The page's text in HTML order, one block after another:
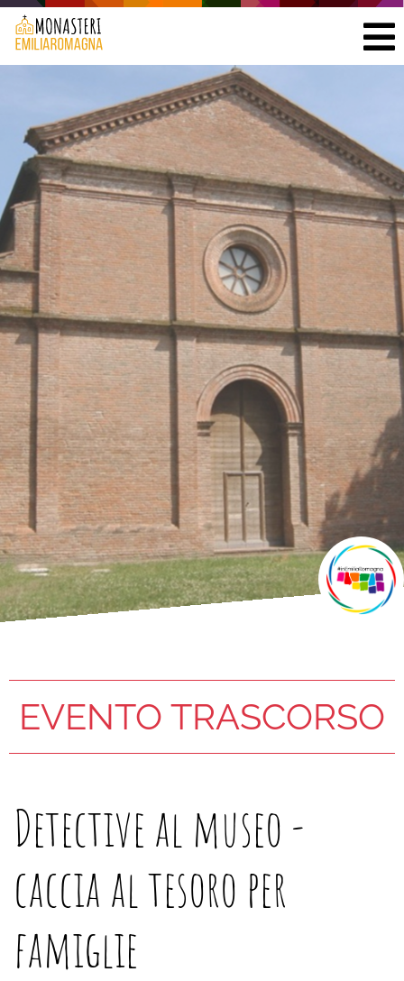
EVENTO TRASCORSO
Detective al museo -
caccia al tesoro per
famiglie